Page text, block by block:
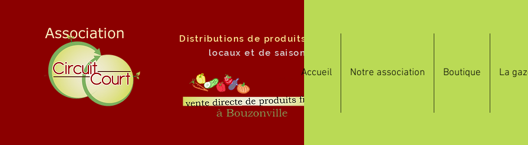
Distributions de produits
locaux et de saison
Accueil Notre association Boutique La